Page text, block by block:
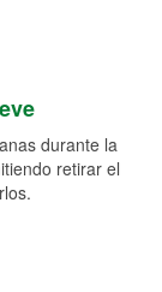
durante la
retirar el